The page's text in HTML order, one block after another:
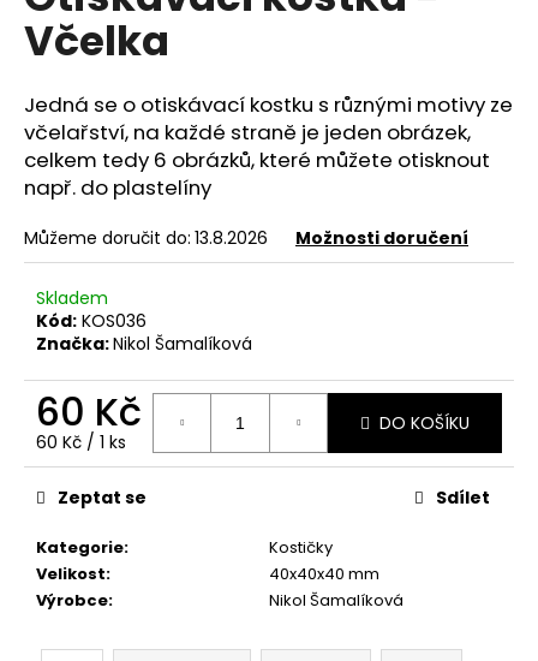
0,0
z
hvězdiček.
Včelka
Jedná se o otiskávací kostku s různými motivy ze
včelařství, na každé straně je jeden obrázek,
celkem tedy 6 obrázků, které můžete otisknout
např. do plastelíny
Můžeme doručit do: 13.8.2026 Možnosti doručení
Skladem
Kód: KOS036
Značka:Nikol Šamalíková
60 Kč
Měrná
cena:
60 Kč / 1 ks
DO KOŠÍKU
Kategorie:
Kostičky
Velikost:
40x40x40 mm
Výrobce: Nikol Šamalíková
Zeptat se Sdílet
a
j
í
t
?
D
o
p
o
č
u
m